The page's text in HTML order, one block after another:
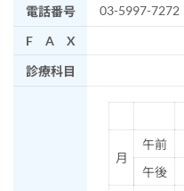
電話番号
03-5997-7272
F A X
診療科目
月
午前
午後